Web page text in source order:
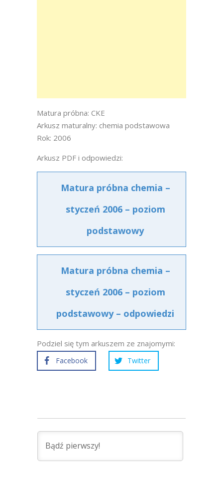
Matura próbna: CKE
Arkusz maturalny: chemia podstawowa
Rok: 2006
Arkusz PDF i odpowiedzi:
Matura próbna chemia –
styczeń 2006 – poziom
podstawowy
Matura próbna chemia –
styczeń 2006 – poziom
podstawowy – odpowiedzi
Podziel się tym arkuszem ze znajomymi:
Facebook Twitter